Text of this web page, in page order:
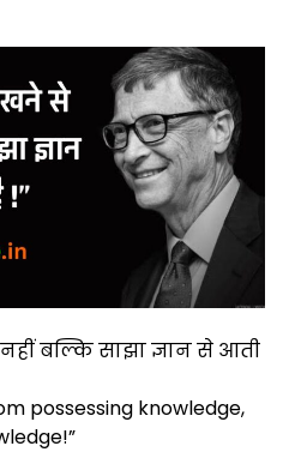
नहीं बल्कि साझा ज्ञान से आती
possessing knowledge,